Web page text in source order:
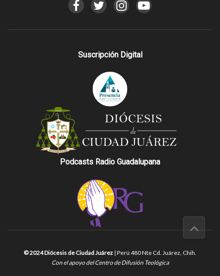
Suscripción Digital
Podcasts Radio Guadalupana
© 2024 Diócesis de Ciudad Juárez | Perú 480 Nte Cd. Juárez, Chih.
Con el apoyo del Centro de Difusión Teológica